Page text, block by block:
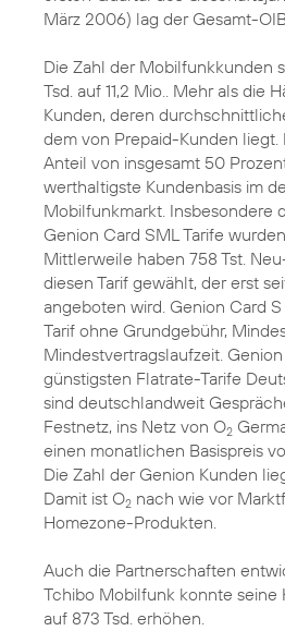
März 2006) lag der Gesamt-
Die Zahl der Mobilfunkkunden
Tsd. auf 11,2 Mio.. Mehr als die
Kunden, deren
dem von Prepaid-Kunden liegt.
Anteil von insgesamt 50
werthaltigste Kundenbasis im
Mobilfunkmarkt. Insbesondere
Genion Card SML Tarife
Mittlerweile haben 758 Tst.
diesen Tarif gewählt, der erst
angeboten wird. Genion Card
Tarif ohne Grundgebühr,
Mindestvertragslaufzeit.
günstigsten Flatrate-Tarife
sind deutschlandweit
Festnetz, ins Netz von O2
einen monatlichen Basispreis
Die Zahl der Genion Kunden
Damit ist O2 nach wie vor
Homezone-Produkten.
Auch die Partnerschaften
Tchibo Mobilfunk konnte seine
auf 873 Tsd. erhöhen.